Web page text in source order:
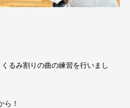
るみ割りの曲の練習を行いまし
ら！